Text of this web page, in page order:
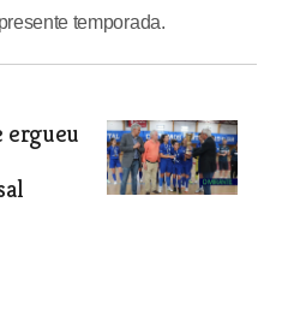
temporada.
ergueu